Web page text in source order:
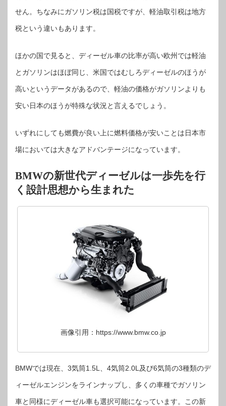
せん。ちなみにガソリン税は国税ですが、軽油取引税は地方
税という違いもあります。
ほかの国で見ると、ディーゼル車の比率が高い欧州では軽油
とガソリンはほぼ同じ、米国ではむしろディーゼルのほうが
高いというデータがあるので、軽油の価格がガソリンよりも
安い日本のほうが特殊な状況と言えるでしょう。
いずれにしても燃費が良い上に燃料価格が安いことは日本市
場においては大きなアドバンテージになっています。
BMWの新世代ディーゼルは一歩先を行
く設計思想から生まれた
画像引用：https://www.bmw.co.jp
BMWでは現在、3気筒1.5L、4気筒2.0L及び6気筒の3種類のデ
ィーゼルエンジンをラインナップし、多くの車種でガソリン
車と同様にディーゼル車も選択可能になっています。この新